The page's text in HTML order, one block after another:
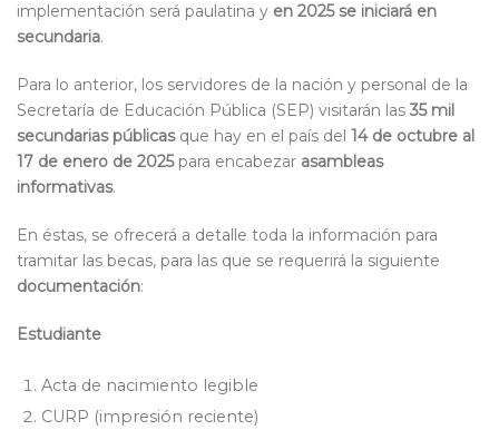
implementación será paulatina y en 2025 se iniciará en
secundaria.
Para lo anterior, los servidores de la nación y personal de la
Secretaría de Educación Pública (SEP) visitarán las 35 mil
secundarias públicasque hay en el país del 14 de octubre al
17 de enero de 2025para encabezar asambleas
informativas.
En éstas, se ofrecerá a detalle toda la información para
tramitar las becas, para las que se requerirá la siguiente
documentación:
Estudiante
Acta de nacimiento legible
CURP (impresión reciente)